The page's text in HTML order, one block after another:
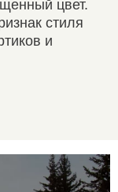
цвет.
стиля
и